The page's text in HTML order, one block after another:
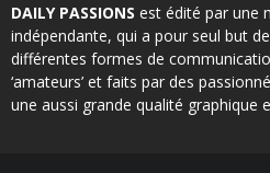
DAILY PASSIONS est édité par une
indépendante, qui a pour seul but
différentes formes de
‘amateurs’ et faits par des
une aussi grande qualité graphique